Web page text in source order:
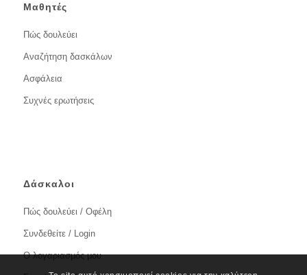
Μαθητές
Πώς δουλεύει
Αναζήτηση δασκάλων
Ασφάλεια
Συχνές ερωτήσεις
Δάσκαλοι
Πώς δουλεύει / Οφέλη
Συνδεθείτε / Login
Ο λογαριασμός μου